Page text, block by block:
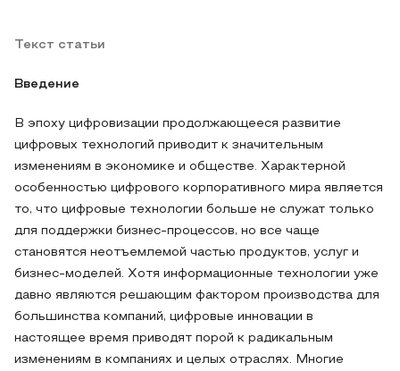
Текст статьи
Введение
В эпоху цифровизации продолжающееся развитие
цифровых технологий приводит к значительным
изменениям в экономике и обществе. Характерной
особенностью цифрового корпоративного мира является
то, что цифровые технологии больше не служат только
для поддержки бизнес-процессов, но все чаще
становятся неотъемлемой частью продуктов, услуг и
бизнес-моделей. Хотя информационные технологии уже
давно являются решающим фактором производства для
большинства компаний, цифровые инновации в
настоящее время приводят порой к радикальным
изменениям в компаниях и целых отраслях. Многие